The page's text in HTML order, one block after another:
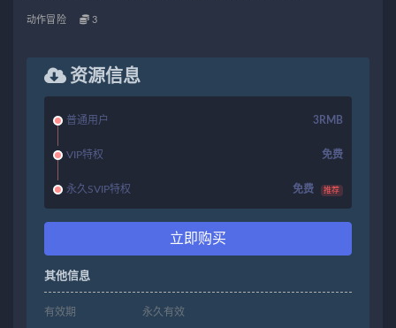
动作冒险 3
资源信息
普通用户 3RMB
VIP特权 免费
永久SVIP特权 免费 推荐
立即购买
其他信息
有效期 永久有效